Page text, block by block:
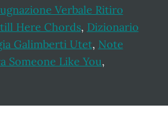
Verbale Ritiro
Here Chords, Dizionario
Galimberti Utet, Note
Someone Like You,